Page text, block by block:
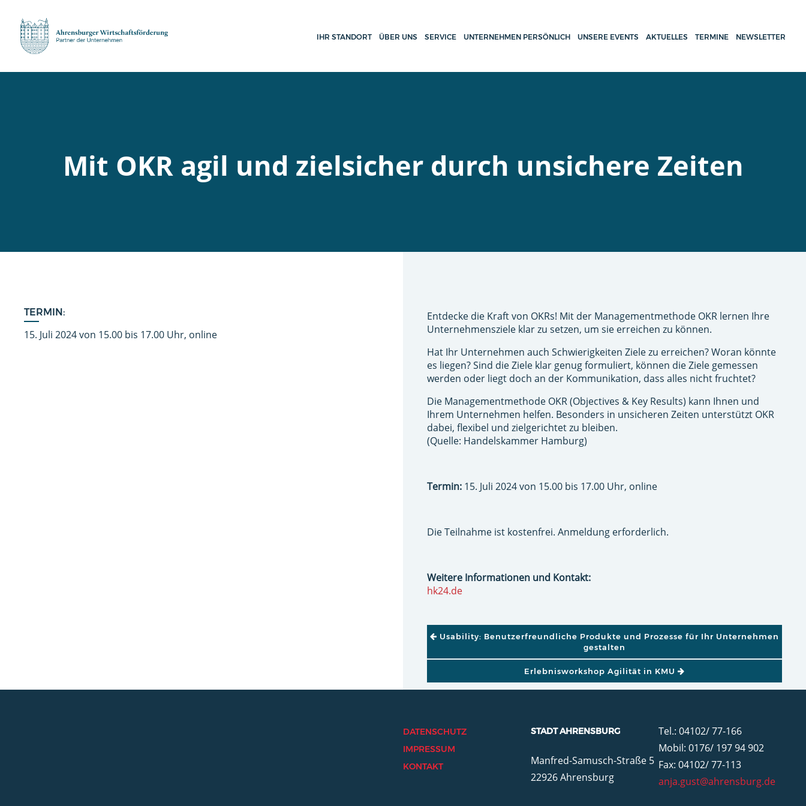
IHR STANDORT ÜBER UNS SERVICE UNTERNEHMEN PERSÖNLICH UNSERE EVENTS AKTUELLES TERMINE NEWSLETTER
Mit OKR agil und zielsicher durch unsichere Zeiten
TERMIN:
15. Juli 2024 von 15.00 bis 17.00 Uhr, online
Entdecke die Kraft von OKRs! Mit der Managementmethode OKR lernen Ihre
Unternehmensziele klar zu setzen, um sie erreichen zu können.
Hat Ihr Unternehmen auch Schwierigkeiten Ziele zu erreichen? Woran könnte
es liegen? Sind die Ziele klar genug formuliert, können die Ziele gemessen
werden oder liegt doch an der Kommunikation, dass alles nicht fruchtet?
Die Managementmethode OKR (Objectives & Key Results) kann Ihnen und
Ihrem Unternehmen helfen. Besonders in unsicheren Zeiten unterstützt OKR
dabei, flexibel und zielgerichtet zu bleiben.
(Quelle: Handelskammer Hamburg)
Termin: 15. Juli 2024 von 15.00 bis 17.00 Uhr, online
Die Teilnahme ist kostenfrei. Anmeldung erforderlich.
Weitere Informationen und Kontakt:
hk24.de
BEITRAGSNAVIGATION
Usability: Benutzerfreundliche Produkte und Prozesse für Ihr Unternehmen
gestalten
Erlebnisworkshop Agilität in KMU
DATENSCHUTZ
IMPRESSUM
KONTAKT
STADT AHRENSBURG
Manfred-Samusch-Straße 5
22926 Ahrensburg
Tel.: 04102/ 77-166
Mobil: 0176/ 197 94 902
Fax: 04102/ 77-113
anja.gust@ahrensburg.de